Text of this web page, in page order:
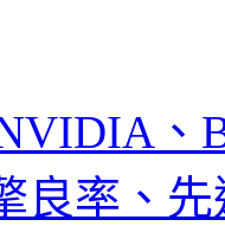
、
良率、